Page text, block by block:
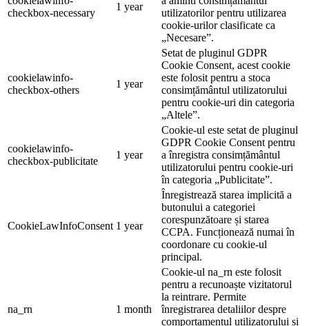
checkbox-necessary
1 year
utilizatorilor pentru utilizarea
cookie-urilor clasificate ca
„Necesare”.
cookielawinfo-
checkbox-others
1 year
Setat de pluginul GDPR
Cookie Consent, acest cookie
este folosit pentru a stoca
consimțământul utilizatorului
pentru cookie-uri din categoria
„Altele”.
cookielawinfo-
checkbox-publicitate
1 year
Cookie-ul este setat de pluginul
GDPR Cookie Consent pentru
a înregistra consimțământul
utilizatorului pentru cookie-uri
în categoria „Publicitate”.
CookieLawInfoConsent 1 year
Înregistrează starea implicită a
butonului a categoriei
corespunzătoare și starea
CCPA. Funcționează numai în
coordonare cu cookie-ul
principal.
na_rn 1 month
Cookie-ul na_rn este folosit
pentru a recunoaște vizitatorul
la reintrare. Permite
înregistrarea detaliilor despre
comportamentul utilizatorului și